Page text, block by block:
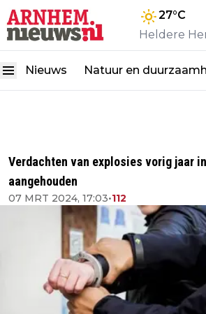
27°C
Heldere
Nieuws Natuur en
Verdachten van explosies vorig jaar
aangehouden
07 MRT 2024, 17:03•112